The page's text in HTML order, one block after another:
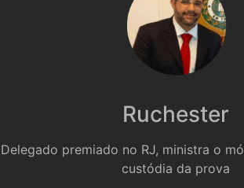
Ruchester
Delegado premiado no RJ, ministra o
custódia da prova